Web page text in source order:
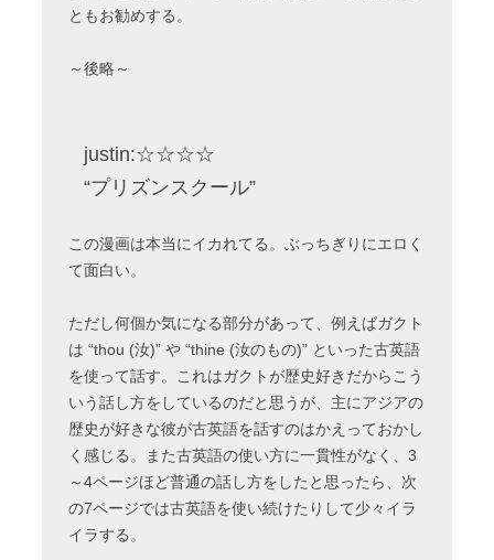
ともお勧めする。
～後略～
justin:☆☆☆☆
“プリズンスクール”
この漫画は本当にイカれてる。ぶっちぎりにエロく
て面白い。
ただし何個か気になる部分があって、例えばガクト
は “thou (汝)” や “thine (汝のもの)” といった古英語
を使って話す。これはガクトが歴史好きだからこう
いう話し方をしているのだと思うが、主にアジアの
歴史が好きな彼が古英語を話すのはかえっておかし
く感じる。また古英語の使い方に一貫性がなく、3
～4ページほど普通の話し方をしたと思ったら、次
の7ページでは古英語を使い続けたりして少々イラ
イラする。